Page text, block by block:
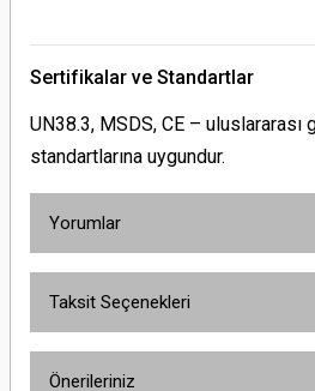
Sertifikalar ve Standartlar
UN38.3, MSDS, CE –
standartlarına uygundur.
Yorumlar
Taksit Seçenekleri
Önerileriniz